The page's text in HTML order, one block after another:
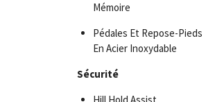
Mémoire
Pédales Et Repose-Pieds
En Acier Inoxydable
Sécurité